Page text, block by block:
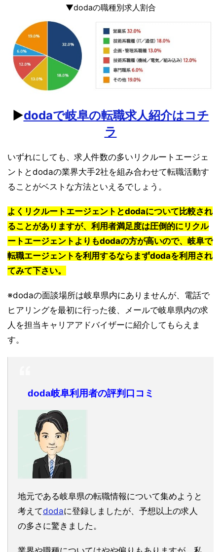
▼dodaの職種別求人割合
▶︎dodaで岐阜の転職求人紹介はコチ
ラ
いずれにしても、求人件数の多いリクルートエージェ
ントとdodaの業界大手2社を組み合わせて転職活動す
ることがベストな方法といえるでしょう。
よくリクルートエージェントとdodaについて比較され
ることがありますが、利用者満足度は圧倒的にリクル
ートエージェントよりもdodaの方が高いので、岐阜で
転職エージェントを利用するならまずdodaを利用され
てみて下さい。
※dodaの面談場所は岐阜県内にありませんが、電話で
ヒアリングを最初に行った後、メールで岐阜県内の求
人を担当キャリアアドバイザーに紹介してもらえま
す。
doda岐阜利用者の評判口コミ
地元である岐阜県の転職情報について集めようと
考えてdodaに登録しましたが、予想以上の求人
の多さに驚きました。